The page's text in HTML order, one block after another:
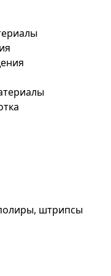
штрипсы